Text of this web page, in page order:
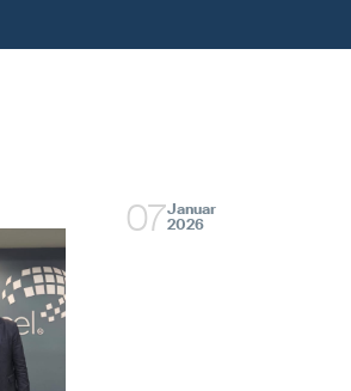
07Januar
2026